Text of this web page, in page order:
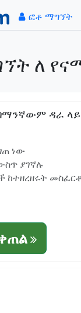
ፎቶ ማግኘት
ለ
ዳራ ላይ
ነው
ያገኛሉ
ከተዘረዘሩት